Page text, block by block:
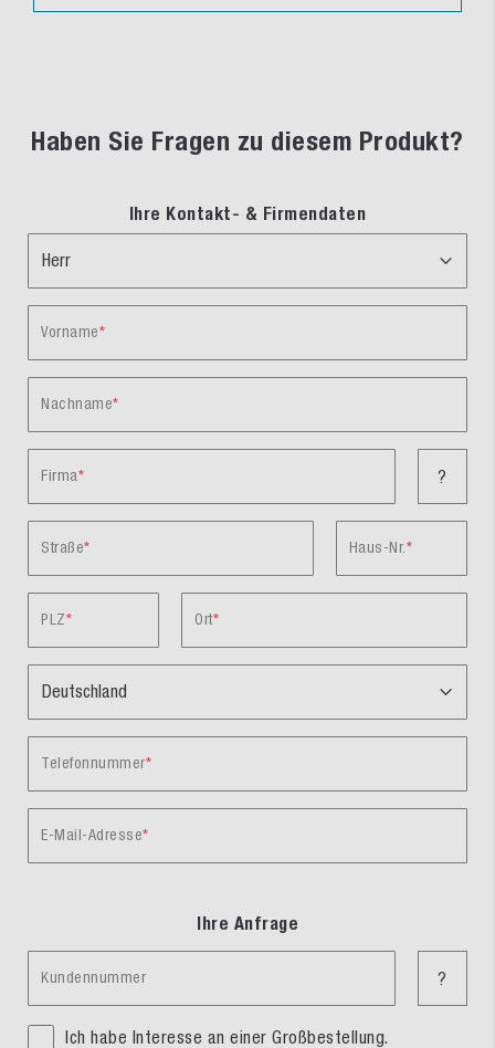
Haben Sie Fragen zu diesem Produkt?
Ihre Kontakt- & Firmendaten
Vorname
Nachname
Firma ?
Straße Haus-Nr.
PLZ Ort
Telefonnummer
E-Mail-Adresse
Ihre Anfrage
Kundennummer ?
Ich habe Interesse an einer Großbestellung.